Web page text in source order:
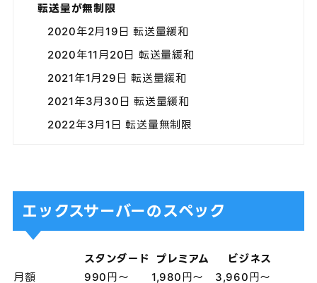
転送量が無制限
2020年2月19日 転送量緩和
2020年11月20日 転送量緩和
2021年1月29日 転送量緩和
2021年3月30日 転送量緩和
2022年3月1日 転送量無制限
エックスサーバーのスペック
スタンダード プレミアム
ビジネス
月額
990円～ 1,980円～ 3,960円～